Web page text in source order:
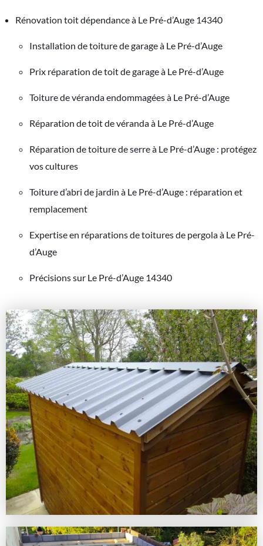
Rénovation toit dépendance à Le Pré-d’Auge 14340
Installation de toiture de garage à Le Pré-d’Auge
Prix réparation de toit de garage à Le Pré-d’Auge
Toiture de véranda endommagées à Le Pré-d’Auge
Réparation de toit de véranda à Le Pré-d’Auge
Réparation de toiture de serre à Le Pré-d’Auge : protégez
vos cultures
Toiture d’abri de jardin à Le Pré-d’Auge : réparation et
remplacement
Expertise en réparations de toitures de pergola à Le Pré-
d’Auge
Précisions sur Le Pré-d’Auge 14340